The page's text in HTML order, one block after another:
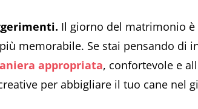
Il giorno del matrimonio è
memorabile. Se stai pensando di
appropriata, confortevole e
per abbigliare il tuo cane nel